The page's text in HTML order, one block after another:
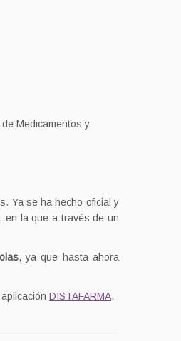
Medicamentos y
Ya se ha hecho oficial y
en la que a través de un
, ya que hasta ahora
DISTAFARMA.